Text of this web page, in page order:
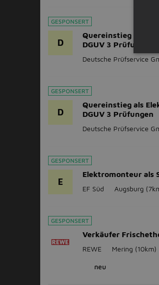
GESPONSERT
D
Quereinstieg als
DGUV 3 Prüfungen
Deutsche Prüfservice
GESPONSERT
D
Quereinstieg als
DGUV 3 Prüfungen
Deutsche Prüfservice
GESPONSERT
E
Elektromonteur als
EF Süd Augsburg
GESPONSERT
Verkäufer
REWE Mering (10km)
neu